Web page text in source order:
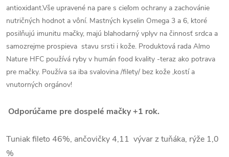
antioxidant.Vše upravené na pare s cieľom ochrany a zachovánie
nutričných hodnot a vôní. Mastných kyselin Omega 3 a 6, ktoré
posilňujú imunitu mačky, majú blahodarný vplyv na činnosť srdca a
samozrejme prospieva stavu srsti i kože. Produktová rada Almo
Nature HFC používá ryby v humán food kvality -teraz ako potrava
pre mačky. Používa sa iba svalovina /filety/ bez kože ,kostí a
vnutorných orgánov!
Odporúčame pre dospelé mačky +1 rok.
Tuniak fileto 46%, ančovičky 4,11 vývar z tuňáka, rýže 1,0
%